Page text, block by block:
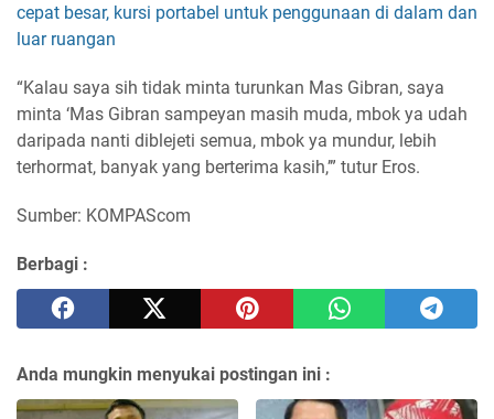
cepat besar, kursi portabel untuk penggunaan di dalam dan
luar ruangan
“Kalau saya sih tidak minta turunkan Mas Gibran, saya
minta ‘Mas Gibran sampeyan masih muda, mbok ya udah
daripada nanti diblejeti semua, mbok ya mundur, lebih
terhormat, banyak yang berterima kasih,’” tutur Eros.
Sumber: KOMPAScom
Berbagi :
Anda mungkin menyukai postingan ini :